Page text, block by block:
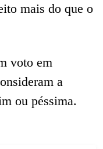
mais do que o
voto em
a
ou péssima.